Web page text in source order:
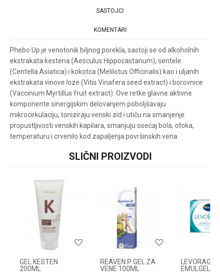
Za više informacija u
vezi online porudžbine
pišite nam:
customers@oazazdrav
lja.rs
ili pozovite:
+381631105804
Svakog radnog dana od
SASTOJCI
KOMENTARI
Phebo Up je venotonik biljnog porekla, sastoji se od alkoholnih
ekstrakata kestena (Aesculus Hippocastanum), sentele
(Centella Asiatica) i kokotca (Melilotus Officinalis) kao i uljanih
ekstrakata vinove loze (Vitis Vinafera seed extract) i borovnice
(Vaccinium Myrtillus fruit extract). Ove retke glavne aktivne
komponente sinergijskim delovanjem poboljšavaju
mikrocirkulaciju, toniziraju venski zid i utiču na smanjenje
propustljivosti venskih kapilara, smanjuju osećaj bola, otoka,
temperaturu i crvenilo kod zapaljenja površinskih vena.
SLIČNI PROIZVODI
GEL KESTEN
200ML
REAVEN P GEL ZA
VENE 100ML
LEVORAG
EMULGEL